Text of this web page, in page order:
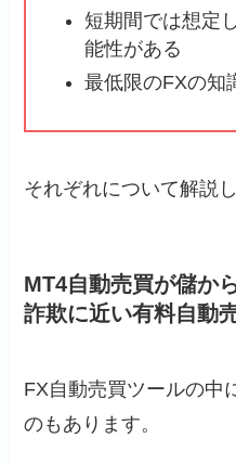
短期間では想定
能性がある
最低限のFXの知
それぞれについて解説し
MT4自動売買が儲か
詐欺に近い有料自動
FX自動売買ツールの中
のもあります。